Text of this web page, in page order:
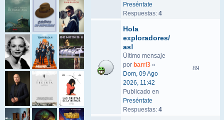
Preséntate
Respuestas: 4
Hola
exploradores/
as!
Último mensaje
por barri3 «
Dom, 09 Ago
2026, 11:42
Publicado en
Preséntate
Respuestas: 4
89